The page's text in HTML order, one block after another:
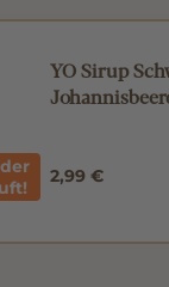
YO Sirup
2,99 €